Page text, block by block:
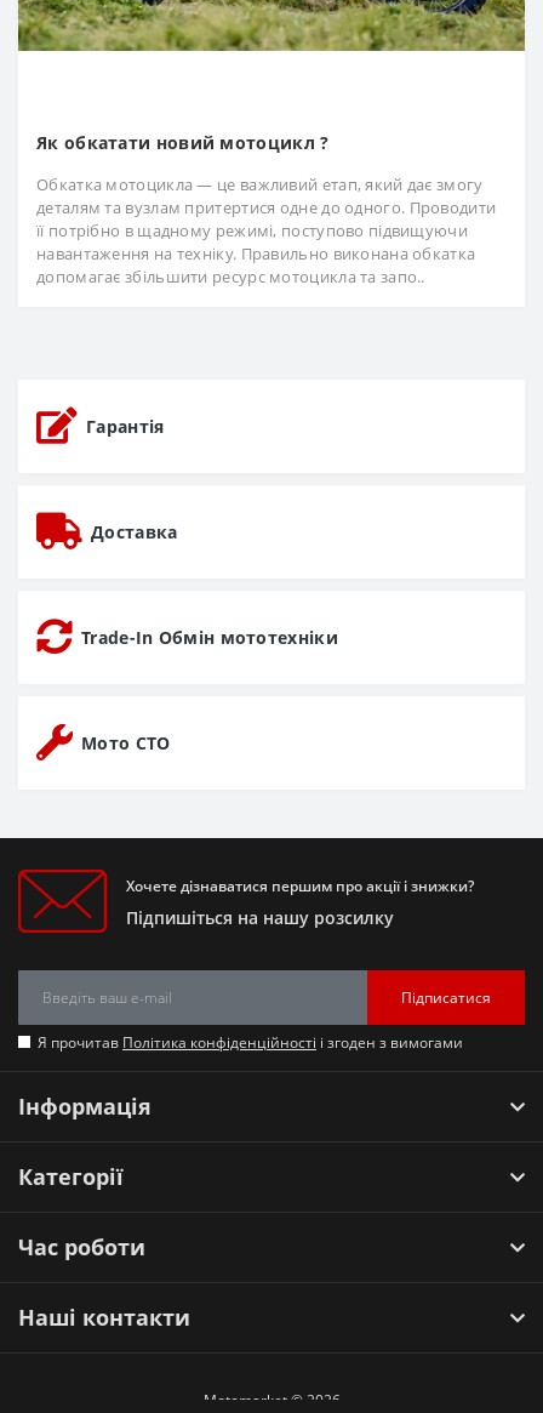
Як обкатати новий мотоцикл ?
Обкатка мотоцикла — це важливий етап, який дає змогу
деталям та вузлам притертися одне до одного. Проводити
її потрібно в щадному режимі, поступово підвищуючи
навантаження на техніку. Правильно виконана обкатка
допомагає збільшити ресурс мотоцикла та запо..
Гарантія
Доставка
Trade-In Обмін мототехніки
Мото СТО
Хочете дізнаватися першим про акції і знижки?
Підпишіться на нашу розсилку
Підписатися
Я прочитав Політика конфіденційності і згоден з вимогами
Інформація
Категорії
Час роботи
Наші контакти
Motomarket © 2026